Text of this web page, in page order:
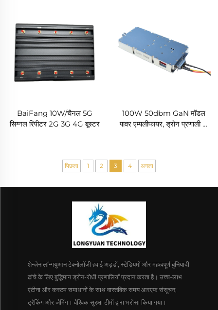
BaiFang 10W/चैनल 5G
सिग्नल रिपीटर 2G 3G 4G बूस्टर
100W 50dbm GaN मॉडल
पावर एम्पलीफायर, ड्रोन प्रणाली के
पिछला 1 2 3 4 अगला
शेन्ज़ेन लॉन्गयुआन टेक्नोलॉजी हवाई अड्डों, स्टेडियमों और महत्वपूर्ण बुनियादी
ढांचे के लिए बुद्धिमान ड्रोन-रोधी प्रणालियाँ प्रदान करता है। उच्च-लाभ
एंटीना और कस्टम समाधानों के साथ वास्तविक समय आरएफ संसूचन,
ट्रैकिंग और जैमिंग। वैश्विक सुरक्षा टीमों द्वारा भरोसा किया गया।